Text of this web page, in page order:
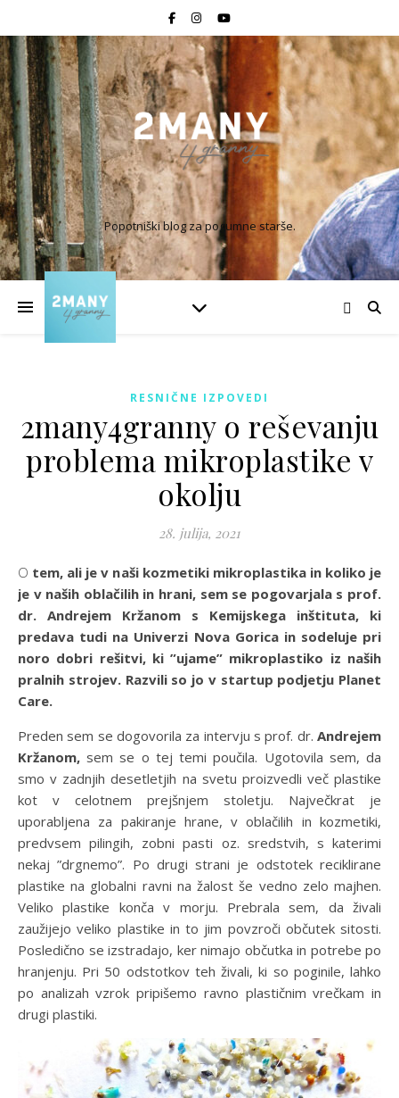
Popotniški blog za pogumne starše.
RESNIČNE IZPOVEDI
2many4granny o reševanju
problema mikroplastike v
okolju
28. julija, 2021
O tem, ali je v naši kozmetiki mikroplastika in koliko je
je v naših oblačilih in hrani, sem se pogovarjala s prof.
dr. Andrejem Kržanom s Kemijskega inštituta, ki
predava tudi na Univerzi Nova Gorica in sodeluje pri
noro dobri rešitvi, ki ”ujame” mikroplastiko iz naših
pralnih strojev. Razvili so jo v startup podjetju Planet
Care.
Preden sem se dogovorila za intervju s prof. dr. Andrejem
Kržanom, sem se o tej temi poučila. Ugotovila sem, da
smo v zadnjih desetletjih na svetu proizvedli več plastike
kot v celotnem prejšnjem stoletju. Največkrat je
uporabljena za pakiranje hrane, v oblačilih in kozmetiki,
predvsem pilingih, zobni pasti oz. sredstvih, s katerimi
nekaj ”drgnemo”. Po drugi strani je odstotek reciklirane
plastike na globalni ravni na žalost še vedno zelo majhen.
Veliko plastike konča v morju. Prebrala sem, da živali
zaužijejo veliko plastike in to jim povzroči občutek sitosti.
Posledično se izstradajo, ker nimajo občutka in potrebe po
hranjenju. Pri 50 odstotkov teh živali, ki so poginile, lahko
po analizah vzrok pripišemo ravno plastičnim vrečkam in
drugi plastiki.